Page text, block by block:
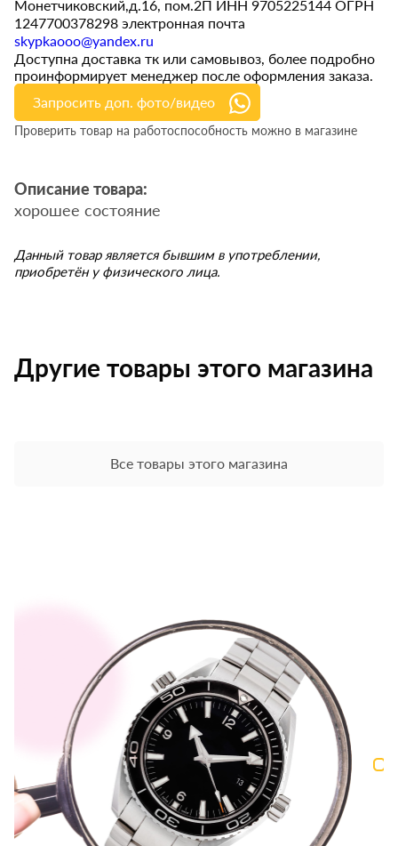
Монетчиковский,д.16, пом.2П ИНН 9705225144 ОГРН
1247700378298 электронная почта
skypkaooo@yandex.ru
Доступна доставка тк или самовывоз, более подробно
проинформирует менеджер после оформления заказа.
Запросить доп. фото/видео
Проверить товар на работоспособность можно в магазине
Описание товара:
хорошее состояние
Данный товар является бывшим в употреблении,
приобретён у физического лица.
Другие товары этого магазина
Все товары этого магазина